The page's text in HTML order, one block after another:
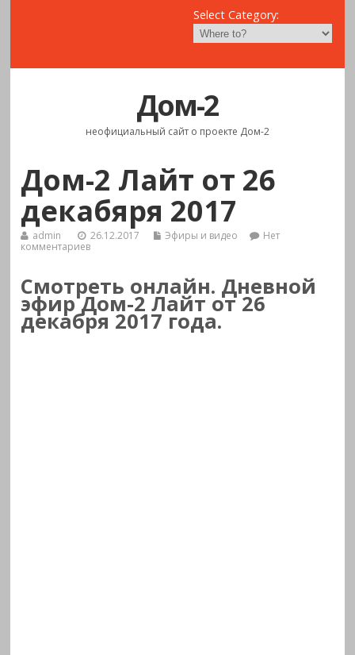
Select Category:
Дом-2
неофициальный сайт о проекте Дом-2
Дом-2 Лайт от 26
декабяря 2017
admin 26.12.2017 Эфиры и видео
Нет
комментариев
Смотреть онлайн. Дневной
эфир Дом-2 Лайт от 26
декабря 2017 года.